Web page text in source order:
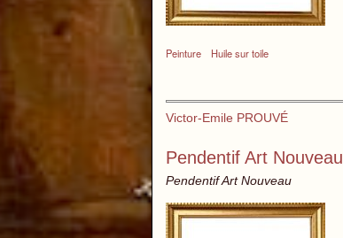
Peinture Huile sur toile
Victor-Emile PROUVÉ
Pendentif Art Nouveau
Pendentif Art Nouveau